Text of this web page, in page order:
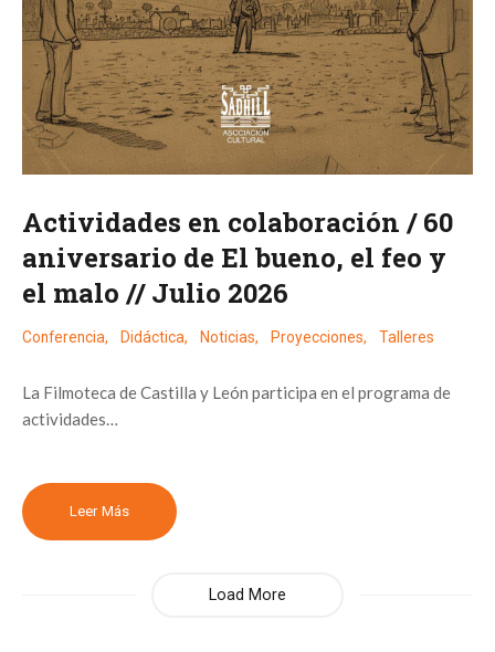
Actividades en colaboración / 60
aniversario de El bueno, el feo y
el malo // Julio 2026
Conferencia, Didáctica, Noticias, Proyecciones, Talleres
La Filmoteca de Castilla y León participa en el programa de
actividades…
Leer Más
Load More